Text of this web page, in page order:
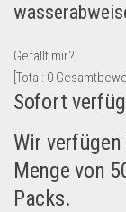
Multimedia &
Münzen
Spielzeug &
Schuhe &
Sport & Freizeit
Uhren &
Wohnen &
Gefällt mir?:
[Total: 0
Sofort
Wir
Menge von
Packs.